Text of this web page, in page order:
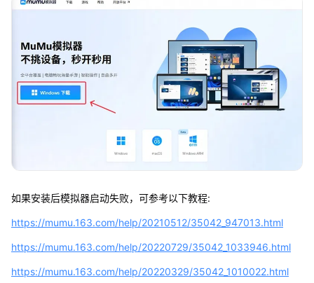
如果安装后模拟器启动失败，可参考以下教程:
https://mumu.163.com/help/20210512/35042_947013.html
https://mumu.163.com/help/20220729/35042_1033946.html
https://mumu.163.com/help/20220329/35042_1010022.html